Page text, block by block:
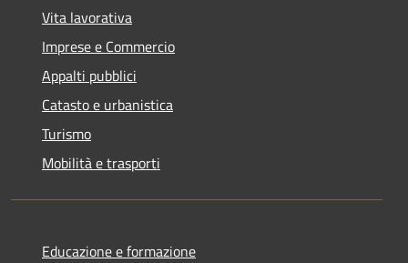
Vita lavorativa
Imprese e Commercio
Appalti pubblici
Catasto e urbanistica
Turismo
Mobilità e trasporti
Educazione e formazione